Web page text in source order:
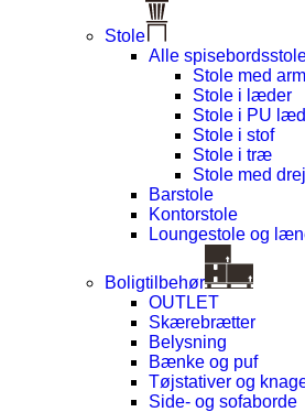
Stole
Alle
Stole med
Stole i læder
Stole i PU
Stole i stof
Stole i træ
Stole med
Barstole
Kontorstole
Loungestole og
Boligtilbehør
OUTLET
Skærebrætter
Belysning
Bænke og puf
Tøjstativer og
Side- og sofaborde